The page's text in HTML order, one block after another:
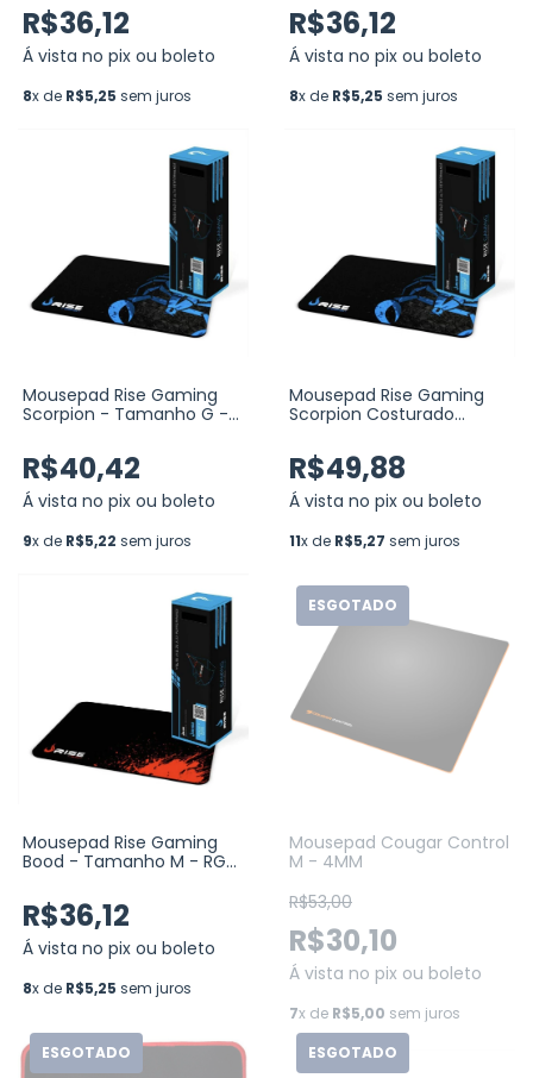
R$36,12
Á vista no pix ou boleto
8x de R$5,25 sem juros
R$36,12
Á vista no pix ou boleto
8x de R$5,25 sem juros
Mousepad Rise Gaming
Scorpion - Tamanho G -
R$40,42
Á vista no pix ou boleto
9x de R$5,22 sem juros
Mousepad Rise Gaming
Scorpion Costurado
05-SK)
R$49,88
Á vista no pix ou boleto
11x de R$5,27 sem juros
Mousepad Rise Gaming
Bood - Tamanho M - RG-
R$36,12
Á vista no pix ou boleto
8x de R$5,25 sem juros
ESGOTADO
Mousepad Cougar Control
M - 4MM
R$53,00
R$30,10
Á vista no pix ou boleto
7x de R$5,00 sem juros
ESGOTADO
ESGOTADO